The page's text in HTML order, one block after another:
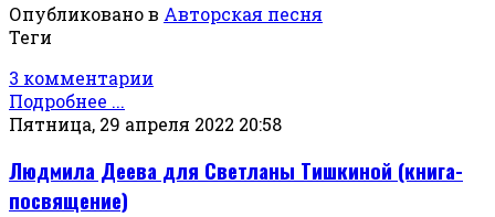
Опубликовано в Авторская песня
Теги
3 комментарии
Подробнее ...
Пятница, 29 апреля 2022 20:58
Людмила Деева для Светланы Тишкиной (книга-
посвящение)